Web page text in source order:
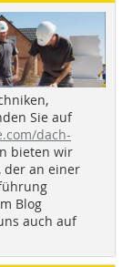
Sie auf
dach-
bieten wir
, der an einer
Blog
auch auf